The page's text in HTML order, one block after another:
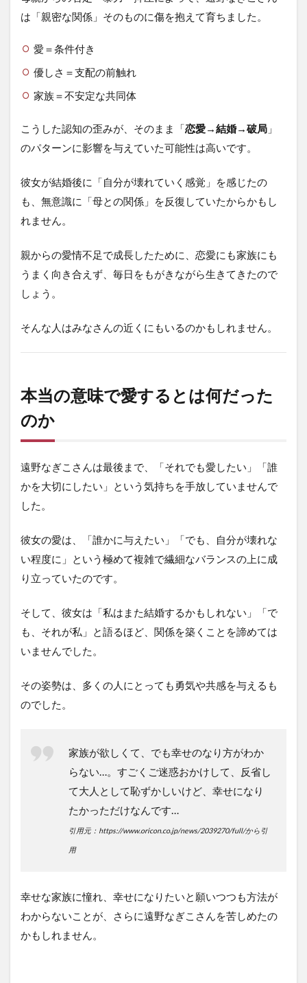
は「親密な関係」そのものに傷を抱えて育ちました。
愛＝条件付き
優しさ＝支配の前触れ
家族＝不安定な共同体
こうした認知の歪みが、そのまま「恋愛→結婚→破局 」
のパターンに影響を与えていた可能性は高いです。
彼女が結婚後に「自分が壊れていく感覚」を感じたの
も、無意識に「母との関係」を反復していたからかもし
れません。
親からの愛情不足で成長したために、恋愛にも家族にも
うまく向き合えず、毎日をもがきながら生きてきたので
しょう。
そんな人はみなさんの近くにもいるのかもしれません。
本当の意味で愛するとは何だった
のか
遠野なぎこさんは最後まで、「それでも愛したい」「誰
かを大切にしたい」という気持ちを手放していませんで
した。
彼女の愛は、「誰かに与えたい」「でも、自分が壊れな
い程度に」という極めて複雑で繊細なバランスの上に成
り立っていたのです。
そして、彼女は「私はまた結婚するかもしれない」「で
も、それが私」と語るほど、関係を築くことを諦めては
いませんでした。
その姿勢は、多くの人にとっても勇気や共感を与えるも
のでした。
家族が欲しくて、でも幸せのなり方がわか
らない…。すごくご迷惑おかけして、反省し
て大人として恥ずかしいけど、幸せになり
たかっただけなんです…
引用元：https://www.oricon.co.jp/news/2039270/full/から引
用
幸せな家族に憧れ、幸せになりたいと願いつつも方法が
わからないことが、さらに遠野なぎこさんを苦しめたの
かもしれません。